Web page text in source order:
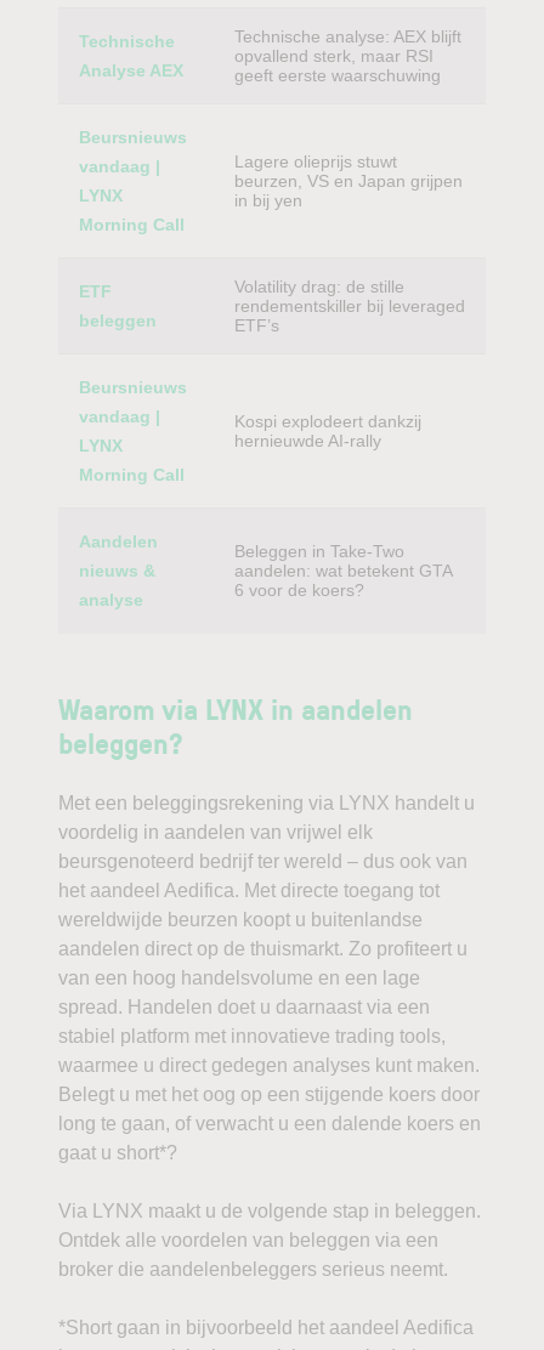
Technische
Analyse AEX
Technische analyse: AEX blijft
opvallend sterk, maar RSI
geeft eerste waarschuwing
Beursnieuws
vandaag |
LYNX
Morning Call
Lagere olieprijs stuwt
beurzen, VS en Japan grijpen
in bij yen
ETF
beleggen
Volatility drag: de stille
rendementskiller bij leveraged
ETF’s
Beursnieuws
vandaag |
LYNX
Morning Call
Kospi explodeert dankzij
hernieuwde AI-rally
Aandelen
nieuws &
analyse
Beleggen in Take-Two
aandelen: wat betekent GTA
6 voor de koers?
Waarom via LYNX in aandelen
beleggen?
Met een beleggingsrekening via LYNX handelt u
voordelig in aandelen van vrijwel elk
beursgenoteerd bedrijf ter wereld – dus ook van
het aandeel Aedifica. Met directe toegang tot
wereldwijde beurzen koopt u buitenlandse
aandelen direct op de thuismarkt. Zo profiteert u
van een hoog handelsvolume en een lage
spread. Handelen doet u daarnaast via een
stabiel platform met innovatieve trading tools,
waarmee u direct gedegen analyses kunt maken.
Belegt u met het oog op een stijgende koers door
long te gaan, of verwacht u een dalende koers en
gaat u short*?
Via LYNX maakt u de volgende stap in beleggen.
Ontdek alle voordelen van beleggen via een
broker die aandelenbeleggers serieus neemt.
*Short gaan in bijvoorbeeld het aandeel Aedifica